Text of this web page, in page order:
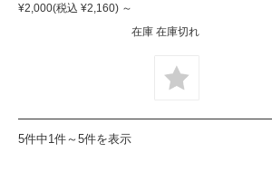
¥2,000(税込 ¥2,160) ～
在庫 在庫切れ
5件中1件～5件を表示